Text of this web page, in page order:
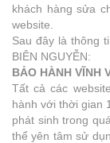
khách hàng sửa
website.
Sau đây là thông
BIÊN NGUYỄN:
BẢO HÀNH VĨNH
Tất cả các
hành với thời gian
phát sinh trong
thể yên tâm sử